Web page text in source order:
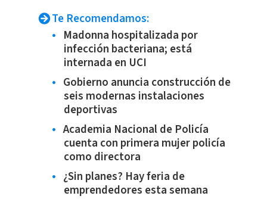
Te Recomendamos:
Madonna hospitalizada por
infección bacteriana; está
internada en UCI
Gobierno anuncia construcción de
seis modernas instalaciones
deportivas
Academia Nacional de Policía
cuenta con primera mujer policía
como directora
¿Sin planes? Hay feria de
emprendedores esta semana